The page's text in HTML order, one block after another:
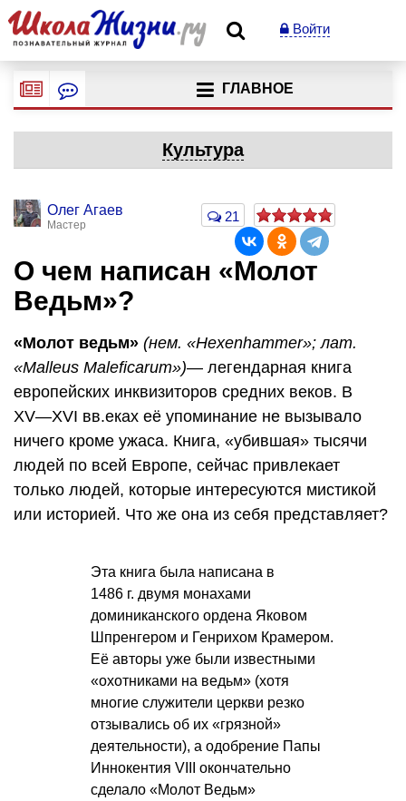
Войти
ГЛАВНОЕ
Культура
Олег Агаев
Мастер
21
О чем написан «Молот
Ведьм»?
«Молот ведьм» (нем. «Hexenhammer»; лат.
«Malleus Maleficarum»)— легендарная книга
европейских инквизиторов средних веков. В
XV—XVI вв.еках её упоминание не вызывало
ничего кроме ужаса. Книга, «убившая» тысячи
людей по всей Европе, сейчас привлекает
только людей, которые интересуются мистикой
или историей. Что же она из себя представляет?
Эта книга была написана в
1486 г. двумя монахами
доминиканского ордена Яковом
Шпренгером и Генрихом Крамером.
Её авторы уже были известными
«охотниками на ведьм» (хотя
многие служители церкви резко
отзывались об их «грязной»
деятельности), а одобрение Папы
Иннокентия VIII окончательно
сделало «Молот Ведьм»